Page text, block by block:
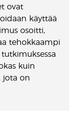
ovat
käyttää
osoitti,
tehokkaampi
tutkimuksessa
kuin
jota on